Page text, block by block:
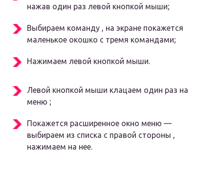
нажав один раз левой кнопкой мыши;
Выбираем команду , на экране покажется
маленькое окошко с тремя командами;
Нажимаем левой кнопкой мыши.
Левой кнопкой мыши клацаем один раз на
меню ;
Покажется расширенное окно меню —
выбираем из списка с правой стороны ,
нажимаем на нее.